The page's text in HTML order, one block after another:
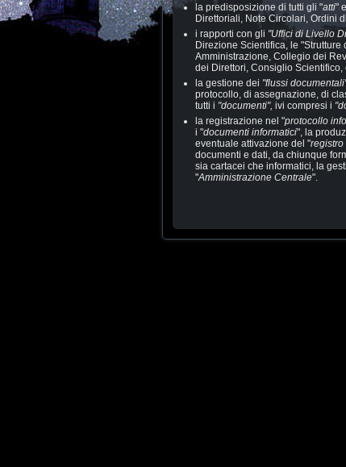
la predisposizione di tutti gli "atti"
Direttoriali, Note Circolari, Ordini
i rapporti con gli "Uffici di Livello
Direzione Scientifica, le
Amministrazione, Collegio dei
dei Direttori, Consiglio Scientifico,
la gestione dei "flussi
protocollo, di assegnazione, di
tutti i "documenti", ivi compresi i
la registrazione nel "protocollo
i "documenti informatici", la
eventuale attivazione del "registro
documenti e dati, da chiunque
sia cartacei che informatici, la
"Amministrazione Centrale".